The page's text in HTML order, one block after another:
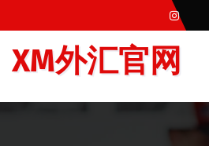
至
XM外汇官网